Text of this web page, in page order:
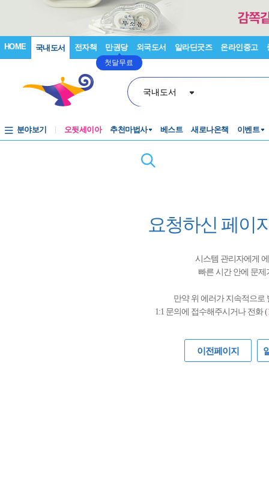
HOME 국내도서 전자책 만권당
첫달무료
외국도서 알라딘굿즈 온라인중고
국내도서
분야보기 오뒷세이아 추천마법사 베스트 새로나온책 이벤트
요청하신 페이
시스템 관리자에게
빠른 시간 안에 문
만약 위 에러가 지속적으로
1:1 문의에 접수해주시거나 전화 (
이전페이지